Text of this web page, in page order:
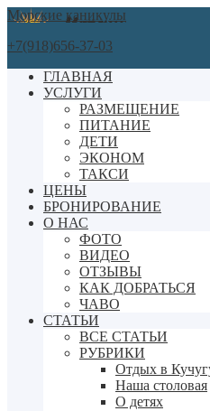
Морские каникулы
+7(918)656-37-03
ГЛАВНАЯ
УСЛУГИ
РАЗМЕЩЕНИЕ
ПИТАНИЕ
ДЕТИ
ЭКОНОМ
ТАКСИ
ЦЕНЫ
БРОНИРОВАНИЕ
О НАС
ФОТО
ВИДЕО
ОТЗЫВЫ
КАК ДОБРАТЬСЯ
ЧАВО
СТАТЬИ
ВСЕ СТАТЬИ
РУБРИКИ
Отдых в
Наша столовая
О детях